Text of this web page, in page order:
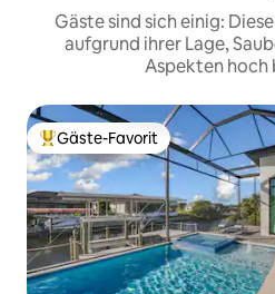
Gäste sind sich einig:
aufgrund ihrer Lage,
Aspekten
Beliebter Gäste-Favorit.
Gäste-Favorit